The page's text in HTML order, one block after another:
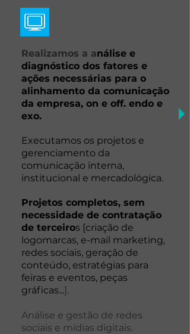
Realizamos a análise e
diagnóstico dos fatores e
ações necessárias para o
alinhamento da comunicação
da empresa, on e off. endo e
exo.
Executamos os projetos e
gerenciamento da
comunicação interna,
institucional e mercadológica.
Projetos completos, sem
necessidade de contratação
de terceiros [criação de
logomarcas, e-mail marketing,
redes sociais, geração de
conteúdo, estratégias para
feiras e eventos, peças
gráficas...].
Análise e gestão de redes
sociais e mídias digitais.